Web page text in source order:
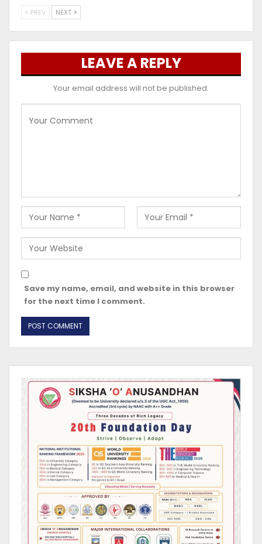
PREV NEXT
LEAVE A REPLY
Your email address will not be published.
Save my name, email, and website in this browser
for the next time I comment.